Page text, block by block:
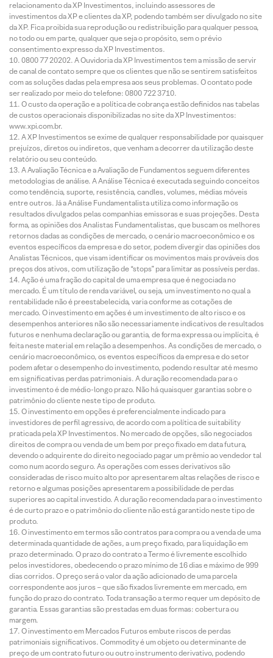
relacionamento da XP Investimentos, incluindo assessores de
investimentos da XP e clientes da XP, podendo também ser divulgado no site
da XP. Fica proibida sua reprodução ou redistribuição para qualquer pessoa,
no todo ou em parte, qualquer que seja o propósito, sem o prévio
consentimento expresso da XP Investimentos.
0800 77 20202. A Ouvidoria da XP Investimentos tem a missão de servir
de canal de contato sempre que os clientes que não se sentirem satisfeitos
com as soluções dadas pela empresa aos seus problemas. O contato pode
ser realizado por meio do telefone: 0800 722 3710.
O custo da operação e a política de cobrança estão definidos nas tabelas
de custos operacionais disponibilizadas no site da XP Investimentos:
www.xpi.com.br.
A XP Investimentos se exime de qualquer responsabilidade por quaisquer
prejuízos, diretos ou indiretos, que venham a decorrer da utilização deste
relatório ou seu conteúdo.
A Avaliação Técnica e a Avaliação de Fundamentos seguem diferentes
metodologias de análise. A Análise Técnica é executada seguindo conceitos
como tendência, suporte, resistência, candles, volumes, médias móveis
entre outros. Já a Análise Fundamentalista utiliza como informação os
resultados divulgados pelas companhias emissoras e suas projeções. Desta
forma, as opiniões dos Analistas Fundamentalistas, que buscam os melhores
retornos dadas as condições de mercado, o cenário macroeconômico e os
eventos específicos da empresa e do setor, podem divergir das opiniões dos
Analistas Técnicos, que visam identificar os movimentos mais prováveis dos
preços dos ativos, com utilização de “stops” para limitar as possíveis perdas.
Ação é uma fração do capital de uma empresa que é negociada no
mercado. É um título de renda variável, ou seja, um investimento no qual a
rentabilidade não é preestabelecida, varia conforme as cotações de
mercado. O investimento em ações é um investimento de alto risco e os
desempenhos anteriores não são necessariamente indicativos de resultados
futuros e nenhuma declaração ou garantia, de forma expressa ou implícita, é
feita neste material em relação a desempenhos. As condições de mercado, o
cenário macroeconômico, os eventos específicos da empresa e do setor
podem afetar o desempenho do investimento, podendo resultar até mesmo
em significativas perdas patrimoniais. A duração recomendada para o
investimento é de médio-longo prazo. Não há quaisquer garantias sobre o
patrimônio do cliente neste tipo de produto.
O investimento em opções é preferencialmente indicado para
investidores de perfil agressivo, de acordo com a política de suitability
praticada pela XP Investimentos. No mercado de opções, são negociados
direitos de compra ou venda de um bem por preço fixado em data futura,
devendo o adquirente do direito negociado pagar um prêmio ao vendedor tal
como num acordo seguro. As operações com esses derivativos são
consideradas de risco muito alto por apresentarem altas relações de risco e
retorno e algumas posições apresentarem a possibilidade de perdas
superiores ao capital investido. A duração recomendada para o investimento
é de curto prazo e o patrimônio do cliente não está garantido neste tipo de
produto.
O investimento em termos são contratos para compra ou a venda de uma
determinada quantidade de ações, a um preço fixado, para liquidação em
prazo determinado. O prazo do contrato a Termo é livremente escolhido
pelos investidores, obedecendo o prazo mínimo de 16 dias e máximo de 999
dias corridos. O preço será o valor da ação adicionado de uma parcela
correspondente aos juros – que são fixados livremente em mercado, em
função do prazo do contrato. Toda transação a termo requer um depósito de
garantia. Essas garantias são prestadas em duas formas: cobertura ou
margem.
O investimento em Mercados Futuros embute riscos de perdas
patrimoniais significativos. Commodity é um objeto ou determinante de
preço de um contrato futuro ou outro instrumento derivativo, podendo